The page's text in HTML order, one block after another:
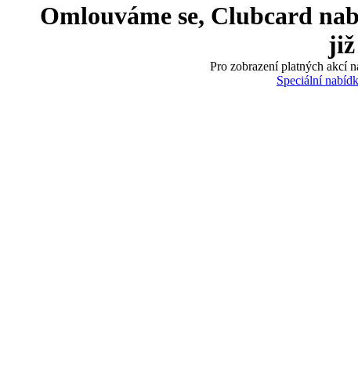
Omlouváme se, Clubcard
již
Pro zobrazení platných akcí
Speciální